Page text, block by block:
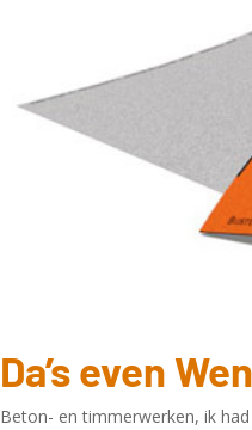
Da’s even
Beton- en timmerwerken, ik